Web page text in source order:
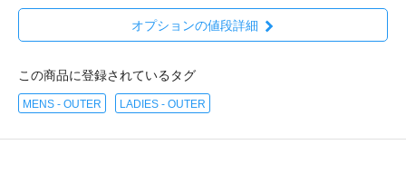
オプションの値段詳細
この商品に登録されているタグ
MENS - OUTER LADIES - OUTER